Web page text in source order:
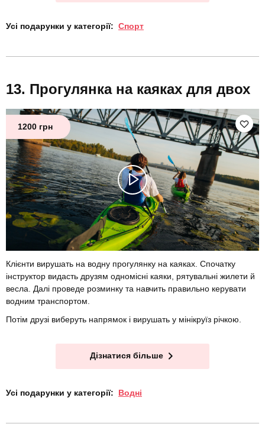
Усі подарунки у категорії: Спорт
Прогулянка на каяках для двох
1200 грн
Клієнти вирушать на водну прогулянку на каяках. Спочатку
інструктор видасть друзям одномісні каяки, рятувальні жилети й
весла. Далі проведе розминку та навчить правильно керувати
водним транспортом.
Потім друзі виберуть напрямок і вирушать у мінікруїз річкою.
Дізнатися більше
Усі подарунки у категорії: Водні